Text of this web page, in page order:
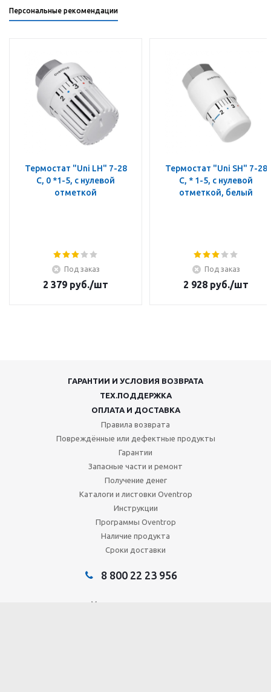
Персональные рекомендации
Термостат "Uni LH" 7-28
C, 0 *1-5, с нулевой
отметкой
Под заказ
2 379 руб./шт
Термостат "Uni SH" 7-28
C, * 1-5, с нулевой
отметкой, белый
Под заказ
2 928 руб./шт
ГАРАНТИИ И УСЛОВИЯ ВОЗВРАТА
ТЕХ.ПОДДЕРЖКА
ОПЛАТА И ДОСТАВКА
Правила возврата
Повреждённые или дефектные продукты
Гарантии
Запасные части и ремонт
Получение денег
Каталоги и листовки Oventrop
Инструкции
Программы Oventrop
Наличие продукта
Сроки доставки
8 800 22 23 956
Мы в социальных сетях: